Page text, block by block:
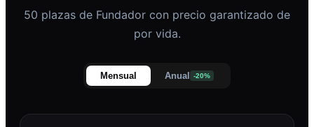
50 plazas de Fundador con precio garantizado de
por vida.
Mensual Anual -20%